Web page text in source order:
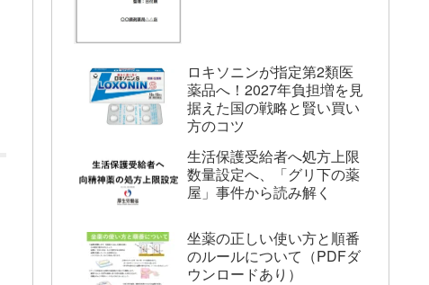
ロキソニンが指定第2類医
薬品へ！2027年負担増を見
据えた国の戦略と賢い買い
方のコツ
生活保護受給者へ処方上限
数量設定へ、「グリ下の薬
屋」事件から読み解く
坐薬の正しい使い方と順番
のルールについて（PDFダ
ウンロードあり）